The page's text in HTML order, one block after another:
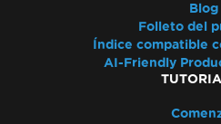
Blog
Folleto del
Índice compatible
AI-Friendly